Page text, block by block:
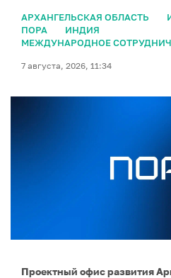
АРХАНГЕЛЬСКАЯ ОБЛАСТЬ
ПОРА
ИНДИЯ
МЕЖДУНАРОДНОЕ
7 августа, 2026, 11:34
Проектный офис развития